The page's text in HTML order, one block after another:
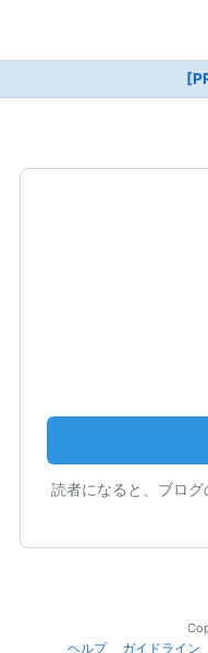
読者になると、ブロ
ヘルプ
ガイドライン